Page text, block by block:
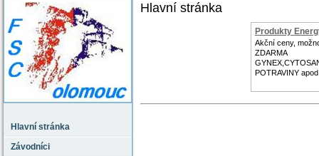
Hlavní stránka
Závodníci
Hlavní stránka
Produkty
Akční ceny,
ZDARMA
POTRAVINY apod